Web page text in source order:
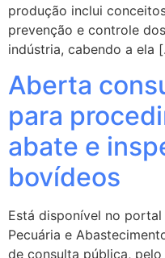
produção inclui
prevenção e controle
indústria, cabendo a ela
Aberta
para
abate e
bovídeos
Está disponível no
Pecuária e
de consulta pública,